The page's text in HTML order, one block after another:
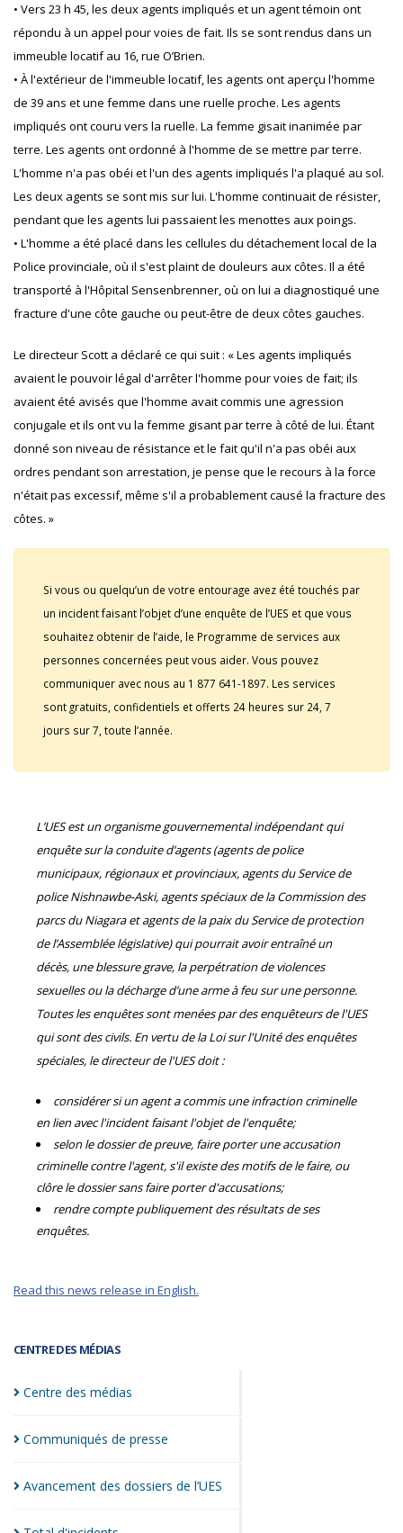
CENTRE DES MÉDIAS
Centre des médias
Communiqués de presse
Avancement des dossiers de l’UES
• Vers 23 h 45, les deux agents impliqués et un agent témoin ont
répondu à un appel pour voies de fait. Ils se sont rendus dans un
immeuble locatif au 16, rue O’Brien.
• À l'extérieur de l'immeuble locatif, les agents ont aperçu l'homme
de 39 ans et une femme dans une ruelle proche. Les agents
impliqués ont couru vers la ruelle. La femme gisait inanimée par
terre. Les agents ont ordonné à l'homme de se mettre par terre.
L'homme n'a pas obéi et l'un des agents impliqués l'a plaqué au sol.
Les deux agents se sont mis sur lui. L'homme continuait de résister,
pendant que les agents lui passaient les menottes aux poings.
• L'homme a été placé dans les cellules du détachement local de la
Police provinciale, où il s'est plaint de douleurs aux côtes. Il a été
transporté à l'Hôpital Sensenbrenner, où on lui a diagnostiqué une
fracture d'une côte gauche ou peut-être de deux côtes gauches.
Le directeur Scott a déclaré ce qui suit : « Les agents impliqués
avaient le pouvoir légal d'arrêter l'homme pour voies de fait; ils
avaient été avisés que l'homme avait commis une agression
conjugale et ils ont vu la femme gisant par terre à côté de lui. Étant
donné son niveau de résistance et le fait qu'il n'a pas obéi aux
ordres pendant son arrestation, je pense que le recours à la force
n'était pas excessif, même s'il a probablement causé la fracture des
côtes. »
Si vous ou quelqu’un de votre entourage avez été touchés par
un incident faisant l’objet d’une enquête de l’UES et que vous
souhaitez obtenir de l’aide, le Programme de services aux
personnes concernées peut vous aider. Vous pouvez
communiquer avec nous au 1 877 641-1897. Les services
sont gratuits, confidentiels et offerts 24 heures sur 24, 7
jours sur 7, toute l’année.
L’UES est un organisme gouvernemental indépendant qui
enquête sur la conduite d’agents (agents de police
municipaux, régionaux et provinciaux, agents du Service de
police Nishnawbe-Aski, agents spéciaux de la Commission des
parcs du Niagara et agents de la paix du Service de protection
de l’Assemblée législative) qui pourrait avoir entraîné un
décès, une blessure grave, la perpétration de violences
sexuelles ou la décharge d’une arme à feu sur une personne.
Toutes les enquêtes sont menées par des enquêteurs de l'UES
qui sont des civils. En vertu de la Loi sur l'Unité des enquêtes
spéciales, le directeur de l'UES doit :
considérer si un agent a commis une infraction criminelle
en lien avec l'incident faisant l'objet de l'enquête;
selon le dossier de preuve, faire porter une accusation
criminelle contre l'agent, s'il existe des motifs de le faire, ou
clôre le dossier sans faire porter d'accusations;
rendre compte publiquement des résultats de ses
enquêtes.
Read this news release in English.